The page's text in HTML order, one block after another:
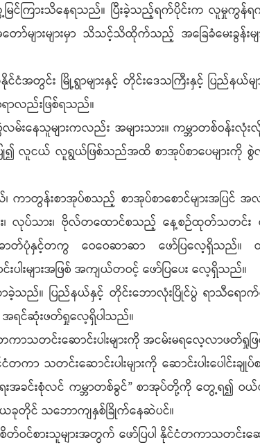
င်ကြားသိနေရသည်။ ပြီးခဲ့သည့်ရက်ပိုင်းက လူမှုကွန်
းများမှာ သိသင့်သိထိုက်သည့် အခြေခံမေးခွန်းမျ
င်း မြို့ရွာများနှင့် တိုင်းဒေသကြီးနှင့် ပြည်နယ်မ
ာလည်းဖြစ်ရသည်။
နေသူများကလည်း အများသား။ ကမ္ဘာတစ်ဝန်းလုံ
၍ လူငယ် လူရွယ်ဖြစ်သည်အထိ စာအုပ်စာပေများကို စွဲ
ာတွန်းစာအုပ်စသည့် စာအုပ်စာစောင်များအပြင် အ
း၊ လုပ်သား၊ ဗိုလ်တထောင်စသည့် နေ့စဉ်ထုတ်သတင်း
ာတ်ပုံနှင့်တကွ ဝေဝေဆာဆာ ဖော်ပြလေ့ရှိသည်။ ထို့
းများအဖြစ် အကျယ်တဝင့် ဖော်ပြပေး လေ့ရှိသည်။
။ ပြည်နယ်နှင့် တိုင်းဘောလုံးပြိုင်ပွဲ ရာသီရောက်လ
အရင်ဆုံးဖတ်ရှုလေ့ရှိပါသည်။
တင်းဆောင်းပါးများကို အငမ်းမရလေ့လာဖတ်ရှု
တင်းဆောင်းပါးများကို ဆောင်းပါးပေါင်းချု
းအခင်းစုံလင် ကမ္ဘာတစ်ခွင်” စာအုပ်တို့ကို တွေ့ရ၍
ခုတိုင် သဘောကျနှစ်ခြိုက်နေဆဲပင်။
ားသူများအတွက် ဖော်ပြပါ နိုင်ငံတကာသတင်းဆောင်